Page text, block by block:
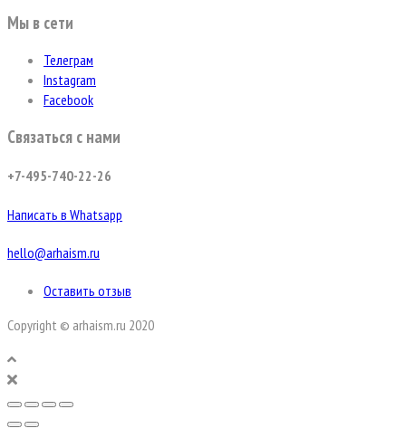
Мы в сети
Телеграм
Instagram
Facebook
Связаться с нами
+7-495-740-22-26
Написать в Whatsapp
hello@arhaism.ru
Оставить отзыв
Copyright © arhaism.ru 2020